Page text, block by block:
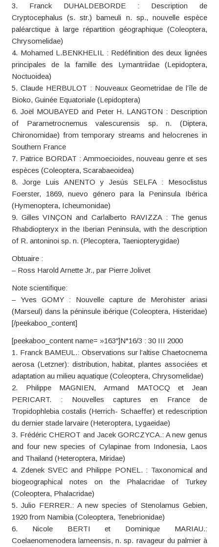
3. Franck DUHALDEBORDE : Description de
Cryptocephalus (s. str.) bameuli n. sp., nouvelle espèce
paléarctique à large répartition géographique (Coleoptera,
Chrysomelidae)
4. Mohamed L.BENKHELIL : Redéfinition des deux lignées
principales de la famille des Lymantriidae (Lepidoptera,
Noctuoidea)
5. Claude HERBULOT : Nouveaux Geometridae de l’île de
Bioko, Guinée Equatoriale (Lepidoptera)
6. Joël MOUBAYED and Peter H. LANGTON : Description
of Parametrocnemus valescurensis sp. n. (Diptera,
Chironomidae) from temporary streams and helocrenes in
Southern France
7. Patrice BORDAT : Ammoecioides, nouveau genre et ses
espèces (Coleoptera, Scarabaeoidea)
8. Jorge Luis ANENTO y Jesús SELFA : Mesoclistus
Foerster, 1869, nuevo género para la Peninsula Ibérica
(Hymenoptera, Icheumonidae)
9. Gilles VINÇON and Carlalberto RAVIZZA : The genus
Rhabdiopteryx in the Iberian Peninsula, with the description
of R. antoninoi sp. n. (Plecoptera, Taeniopterygidae)
Obtuaire :
– Ross Harold Arnette Jr., par Pierre Jolivet
Note scientifique:
– Yves GOMY : Nouvelle capture de Merohister ariasi
(Marseul) dans la péninsule ibérique (Coleoptera, Histeridae)
[/peekaboo_content]
[peekaboo_content name= »163″]N°16/3 : 30 III 2000
1. Franck BAMEUL.: Observations sur l’altise Chaetocnema
aerosa (Letzner): distribution, habitat, plantes associées et
adaptation au milieu aquatique (Coleoptera, Chrysomelidae)
2. Philippe MAGNIEN, Armand MATOCQ et Jean
PERICART. : Nouvelles captures en France de
Tropidophlebia costalis (Herrich- Schaeffer) et redescription
du dernier stade larvaire (Heteroptera, Lygaeidae)
3. Frédéric CHEROT and Jacek GORCZYCA.: A new genus
and four new species of Cylapinae from Indonesia, Laos
and Thailand (Heteroptera, Miridae)
4. Zdenek SVEC and Philippe PONEL. : Taxonomical and
biogeographical notes on the Phalacridae of Turkey
(Coleoptera, Phalacridae)
5. Julio FERRER.: A new species of Stenolamus Gebien,
1920 from Namibia (Coleoptera, Tenebrionidae)
6. Nicole BERTI et Dominique MARIAU.:
Coelaenomenodera lameensis, n. sp. ravageur du palmier à